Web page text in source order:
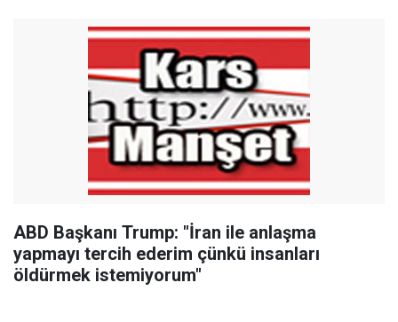
ABD Başkanı Trump: "İran ile anlaşma
yapmayı tercih ederim çünkü insanları
öldürmek istemiyorum"